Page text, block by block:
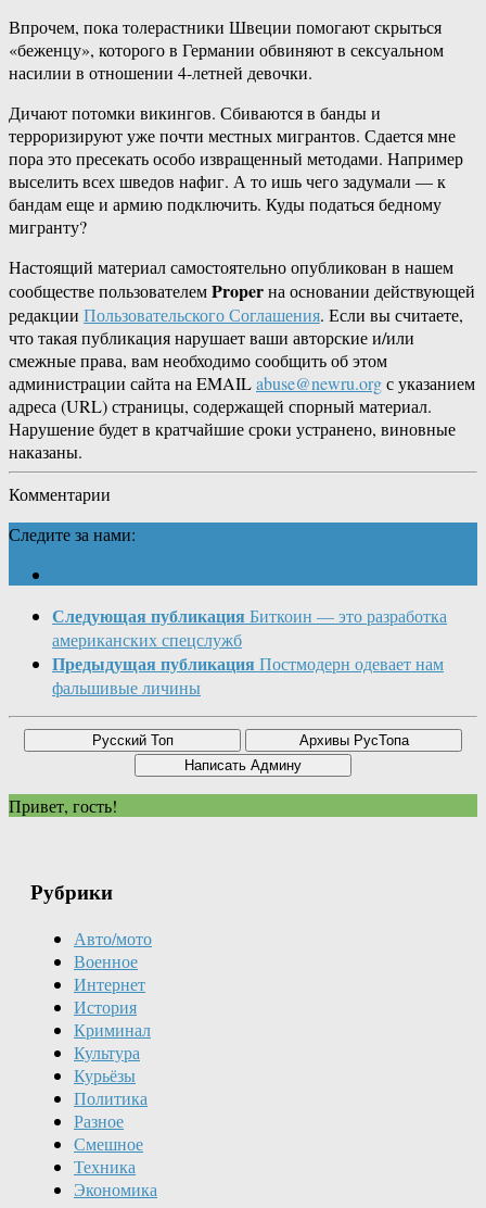
Впрочем, пока толерастники Швеции помогают скрыться
«беженцу», которого в Германии обвиняют в сексуальном
насилии в отношении 4-летней девочки.
Дичают потомки викингов. Сбиваются в банды и
терроризируют уже почти местных мигрантов. Сдается мне
пора это пресекать особо извращенный методами. Например
выселить всех шведов нафиг. А то ишь чего задумали — к
бандам еще и армию подключить. Куды податься бедному
мигранту?
Настоящий материал самостоятельно опубликован в нашем
сообществе пользователемProperна основании действующей
редакции Пользовательского Соглашения. Если вы считаете,
что такая публикация нарушает ваши авторские и/или
смежные права, вам необходимо сообщить об этом
администрации сайта на EMAILabuse@newru.orgс указанием
адреса (URL) страницы, содержащей спорный материал.
Нарушение будет в кратчайшие сроки устранено, виновные
наказаны.
Комментарии
Следите за нами:
Следующая публикация Биткоин — это разработка
американских спецслужб
Предыдущая публикация Постмодерн одевает нам
фальшивые личины
Привет, гость!
Рубрики
Авто/мото
Военное
Интернет
История
Криминал
Культура
Курьёзы
Политика
Разное
Смешное
Техника
Экономика